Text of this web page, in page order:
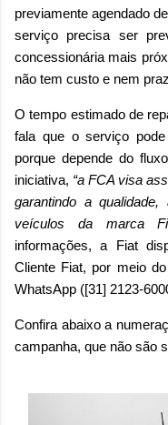
previamente agendado
serviço precisa ser
concessionária mais
não tem custo e nem
O tempo estimado de
fala que o serviço
porque depende do
iniciativa, “a FCA visa
garantindo a
veículos da marca
informações, a Fiat
Cliente Fiat, por meio
WhatsApp ([31] 2123-
Confira abaixo a
campanha, que não são